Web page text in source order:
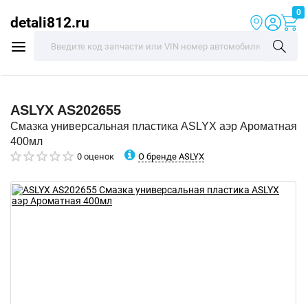
detali812.ru
0
ASLYX AS202655
Смазка универсальная пластика ASLYX аэр Ароматная
400мл
0 оценок О бренде ASLYX